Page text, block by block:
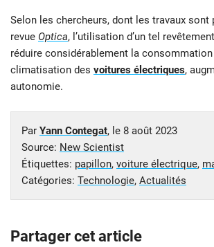
Selon les chercheurs, dont les travaux sont
revue Optica, l’utilisation d’un tel
réduire considérablement la consommation
climatisation des voitures électriques,
autonomie.
Par Yann Contegat, le 8 août 2023
Source: New Scientist
Étiquettes: papillon, voiture électrique,
Catégories: Technologie, Actualités
Partager cet article